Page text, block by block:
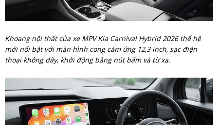
Khoang nội thất của xe MPV Kia Carnival Hybrid 2026 thế hệ
mới nổi bật với màn hình cong cảm ứng 12,3 inch, sạc điện
thoại không dây, khởi động bằng nút bấm và từ xa.